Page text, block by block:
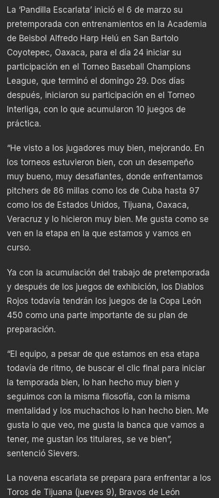
La ‘Pandilla Escarlata’ inició el 6 de marzo su
pretemporada con entrenamientos en la Academia
de Beisbol Alfredo Harp Helú en San Bartolo
Coyotepec, Oaxaca, para el día 24 iniciar su
participación en el Torneo Baseball Champions
League, que terminó el domingo 29. Dos días
después, iniciaron su participación en el Torneo
Interliga, con lo que acumularon 10 juegos de
práctica.
“He visto a los jugadores muy bien, mejorando. En
los torneos estuvieron bien, con un desempeño
muy bueno, muy desafiantes, donde enfrentamos
pitchers de 86 millas como los de Cuba hasta 97
como los de Estados Unidos, Tijuana, Oaxaca,
Veracruz y lo hicieron muy bien. Me gusta como se
ven en la etapa en la que estamos y vamos en
curso.
Ya con la acumulación del trabajo de pretemporada
y después de los juegos de exhibición, los Diablos
Rojos todavía tendrán los juegos de la Copa León
450 como una parte importante de su plan de
preparación.
“El equipo, a pesar de que estamos en esa etapa
todavía de ritmo, de buscar el clic final para iniciar
la temporada bien, lo han hecho muy bien y
seguimos con la misma filosofía, con la misma
mentalidad y los muchachos lo han hecho bien. Me
gusta lo que veo, me gusta la banca que vamos a
tener, me gustan los titulares, se ve bien”,
sentenció Sievers.
La novena escarlata se prepara para enfrentar a los
Toros de Tijuana (jueves 9), Bravos de León